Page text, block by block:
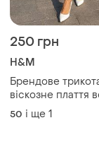
250 грн
H&M
Брендове
віскозне плаття
розміру батал
50 і ще 1